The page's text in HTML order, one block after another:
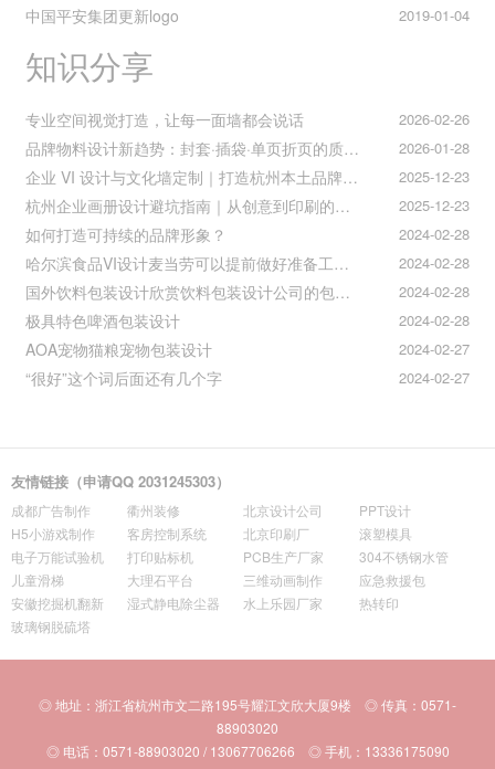
2019-01-04
中国平安集团更新logo
知识分享
2026-02-26
专业空间视觉打造，让每一面墙都会说话
2026-01-28
品牌物料设计新趋势：封套·插袋·单页折页的质感升级之道
2025-12-23
企业 VI 设计与文化墙定制｜打造杭州本土品牌专属视觉符号
2025-12-23
杭州企业画册设计避坑指南｜从创意到印刷的全流程把控
2024-02-28
如何打造可持续的品牌形象？
2024-02-28
哈尔滨食品VI设计麦当劳可以提前做好准备工作促进挪动购买
2024-02-28
国外饮料包装设计欣赏饮料包装设计公司的包装设计
2024-02-28
极具特色啤酒包装设计
2024-02-27
AOA宠物猫粮宠物包装设计
2024-02-27
“很好”这个词后面还有几个字
友情链接（申请QQ 2031245303）
成都广告制作 衢州装修 北京设计公司
PPT设计
H5小游戏制作
客房控制系统 北京印刷厂
滚塑模具
电子万能试验机
打印贴标机 PCB生产厂家
304不锈钢水管
儿童滑梯
大理石平台 三维动画制作
应急救援包
安徽挖掘机翻新
湿式静电除尘器 水上乐园厂家
热转印
玻璃钢脱硫塔
◎ 地址：浙江省杭州市文二路195号耀江文欣大厦9楼 ◎ 传真：0571-
88903020
◎ 电话：0571-88903020 / 13067706266 ◎ 手机：13336175090